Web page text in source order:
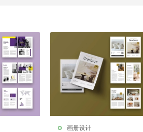
画册设计